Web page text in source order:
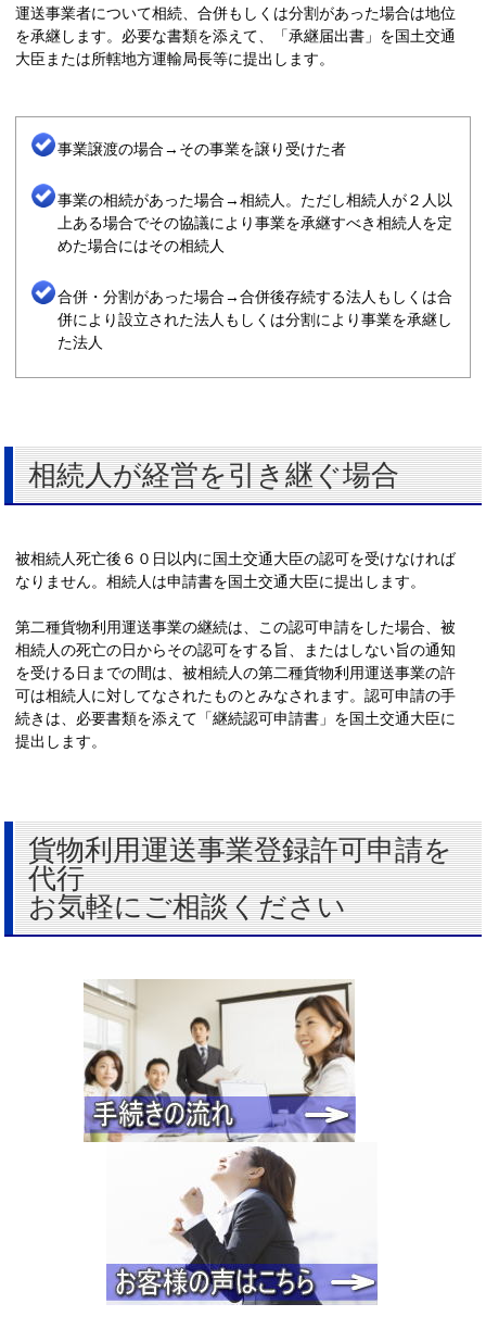
運送事業者について相続、合併もしくは分割があった場合は地位
を承継します。必要な書類を添えて、「承継届出書」を国土交通
大臣または所轄地方運輸局長等に提出します。
事業譲渡の場合→その事業を譲り受けた者
事業の相続があった場合→相続人。ただし相続人が２人以
上ある場合でその協議により事業を承継すべき相続人を定
めた場合にはその相続人
合併・分割があった場合→合併後存続する法人もしくは合
併により設立された法人もしくは分割により事業を承継し
た法人
相続人が経営を引き継ぐ場合
被相続人死亡後６０日以内に国土交通大臣の認可を受けなければ
なりません。相続人は申請書を国土交通大臣に提出します。
第二種貨物利用運送事業の継続は、この認可申請をした場合、被
相続人の死亡の日からその認可をする旨、またはしない旨の通知
を受ける日までの間は、被相続人の第二種貨物利用運送事業の許
可は相続人に対してなされたものとみなされます。認可申請の手
続きは、必要書類を添えて「継続認可申請書」を国土交通大臣に
提出します。
貨物利用運送事業登録許可申請を
代行
お気軽にご相談ください